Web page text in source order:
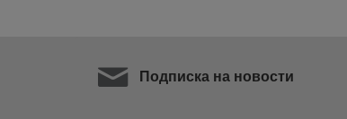
Подписка на новости